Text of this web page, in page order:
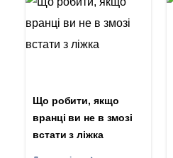
Що робити, якщо
вранці ви не в змозі
встати з ліжка